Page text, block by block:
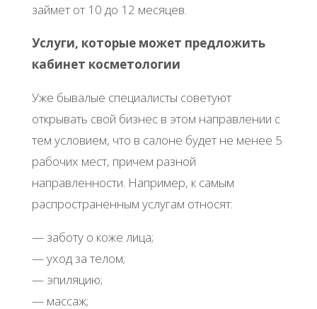
займет от 10 до 12 месяцев.
Услуги, которые может предложить
кабинет косметологии
Уже бывалые специалисты советуют
открывать свой бизнес в этом направлении с
тем условием, что в салоне будет не менее 5
рабочих мест, причем разной
направленности. Например, к самым
распространенным услугам относят:
— заботу о коже лица;
— уход за телом;
— эпиляцию;
— массаж;